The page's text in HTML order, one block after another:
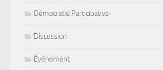
Démocratie Participative
Discussion
Événement